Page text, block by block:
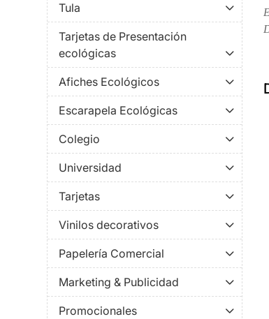
Tula
Tarjetas de Presentación
ecológicas
Afiches Ecológicos
Escarapela Ecológicas
Colegio
Universidad
Tarjetas
Vinilos decorativos
Papelería Comercial
Marketing & Publicidad
Promocionales